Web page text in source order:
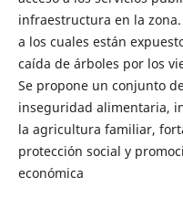
infraestructura en la
a los cuales están
caída de árboles por los
Se propone un conjunto
inseguridad alimentaria,
la agricultura familiar,
protección social y
económica